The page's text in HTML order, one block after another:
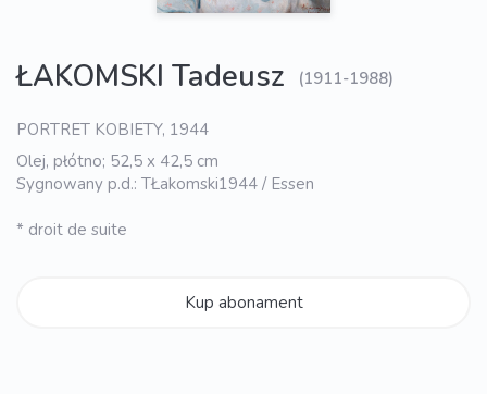
ŁAKOMSKI Tadeusz (1911-1988)
PORTRET KOBIETY, 1944
Olej, płótno; 52,5 x 42,5 cm
Sygnowany p.d.: TŁakomski1944 / Essen
* droit de suite
Kup abonament